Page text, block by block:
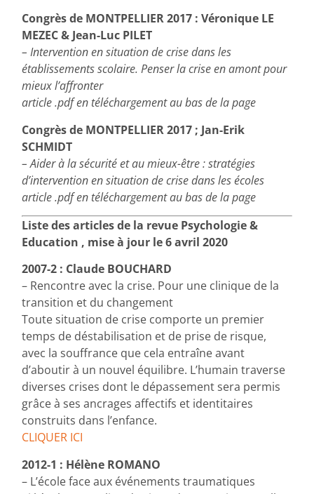
Congrès de MONTPELLIER 2017 : Véronique LE
MEZEC & Jean-Luc PILET
– Intervention en situation de crise dans les
établissements scolaire. Penser la crise en amont pour
mieux l’affronter
article .pdf en téléchargement au bas de la page
Congrès de MONTPELLIER 2017 ; Jan-Erik
SCHMIDT
– Aider à la sécurité et au mieux-être : stratégies
d’intervention en situation de crise dans les écoles
article .pdf en téléchargement au bas de la page
Liste des articles de la revue Psychologie &
Education , mise à jour le 6 avril 2020
2007-2 : Claude BOUCHARD
– Rencontre avec la crise. Pour une clinique de la
transition et du changement
Toute situation de crise comporte un premier
temps de déstabilisation et de prise de risque,
avec la souffrance que cela entraîne avant
d’aboutir à un nouvel équilibre. L’humain traverse
diverses crises dont le dépassement sera permis
grâce à ses ancrages affectifs et identitaires
construits dans l’enfance.
CLIQUER ICI
2012-1 : Hélène ROMANO
– L’école face aux événements traumatiques